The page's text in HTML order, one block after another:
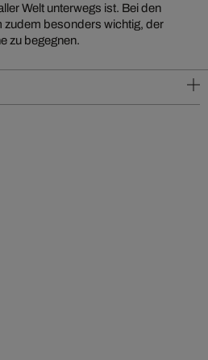
Welt unterwegs ist. Bei den
zudem besonders wichtig, der
zu begegnen.